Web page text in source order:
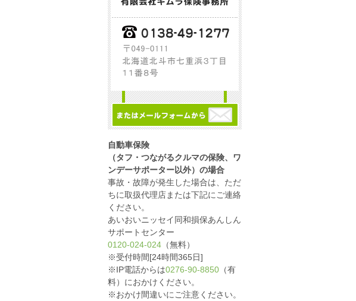
自動車保険
（タフ・つながるクルマの保険、ワ
ンデーサポーター以外）の場合
事故・故障が発生した場合は、ただ
ちに取扱代理店または下記にご連絡
ください。
あいおいニッセイ同和損保あんしん
サポートセンター
0120-024-024 （無料）
※受付時間[24時間365日]
※IP電話からは0276-90-8850 （有
料）におかけください。
※おかけ間違いにご注意ください。